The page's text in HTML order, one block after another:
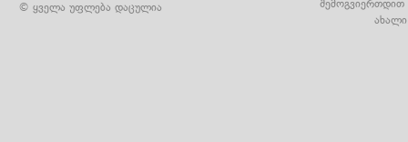
© ყველა უფლება დაცულია
შემოგვიერთდით
ახალი